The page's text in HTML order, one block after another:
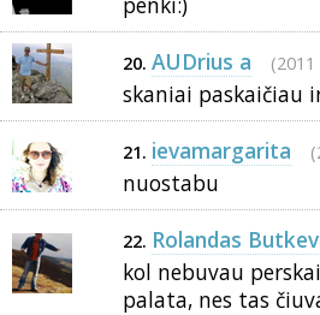
20. AUDrius a (2011
skaniai paskaičiau
21. ievamargarita
nuostabu
22. Rolandas
kol nebuvau
palata, nes tas